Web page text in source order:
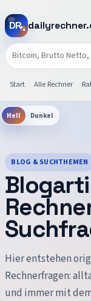
Start Alle Rechner
Hell Dunkel
BLOG & SUCHTHEMEN
Hier entstehen
Rechnerfragen:
und immer mit